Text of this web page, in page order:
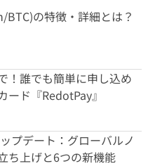
の特徴・詳細とは？
！誰でも簡単に申し込め
ード『RedotPay』
プデート：グローバルノ
ち上げと6つの新機能